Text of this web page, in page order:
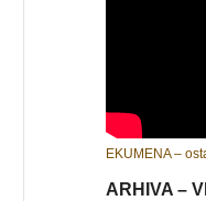
EKUMENA –
ARHIVA –